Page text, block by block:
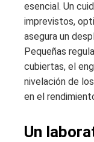
esencial. Un
imprevistos,
asegura un
Pequeñas
cubiertas, el
nivelación de
en el
Un